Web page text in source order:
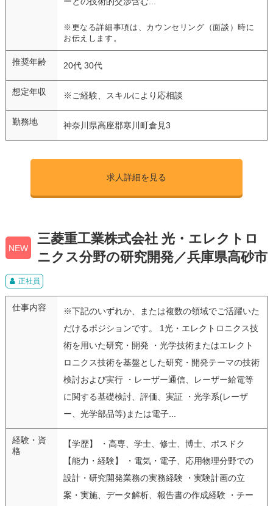
※更なる詳細事項は、カウンセリング（面談）時に
お伝えします。
推奨年齢 20代 30代
想定年収 ※ご経験、スキルにより応相談
勤務地 神奈川県高座郡寒川町倉見3
求人詳細を見る
NEW
三菱重工業株式会社 光・エレクトロ
ニクス分野の研究開発／兵庫県高砂市
正社員
仕事内容
※下記のいずれか、または複数の領域でご活躍いた
だけるポジションです。 1光・エレクトロニクス技
術を用いた研究・開発 ・光学技術またはエレクト
ロニクス技術を基盤とした研究・開発テーマの技術
検討および実行 ・レーザー通信、レーザー給電等
に関する基礎検討、評価、実証 ・光学系(レーザ
ー、光学部品等)または電子...
経験・資
格
【学歴】 ・高専、学士、修士、博士、ポスドク
【能力・経験】 ・電気・電子、応用物理分野での
設計・研究開発業務の実務経験 ・実験計画の立
案・実施、データ解析、報告書の作成経験 ・チー